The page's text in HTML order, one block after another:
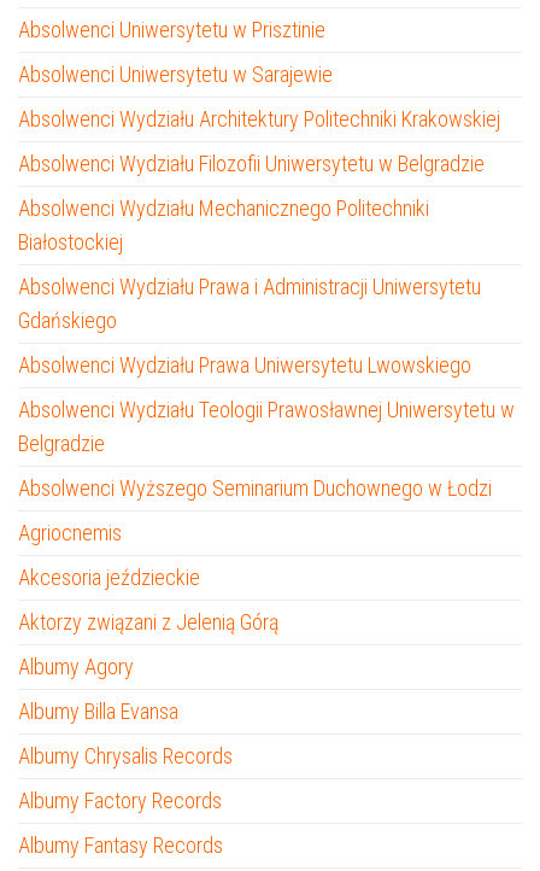
Absolwenci Uniwersytetu w Prisztinie
Absolwenci Uniwersytetu w Sarajewie
Absolwenci Wydziału Architektury Politechniki Krakowskiej
Absolwenci Wydziału Filozofii Uniwersytetu w Belgradzie
Absolwenci Wydziału Mechanicznego Politechniki
Białostockiej
Absolwenci Wydziału Prawa i Administracji Uniwersytetu
Gdańskiego
Absolwenci Wydziału Prawa Uniwersytetu Lwowskiego
Absolwenci Wydziału Teologii Prawosławnej Uniwersytetu w
Belgradzie
Absolwenci Wyższego Seminarium Duchownego w Łodzi
Agriocnemis
Akcesoria jeździeckie
Aktorzy związani z Jelenią Górą
Albumy Agory
Albumy Billa Evansa
Albumy Chrysalis Records
Albumy Factory Records
Albumy Fantasy Records